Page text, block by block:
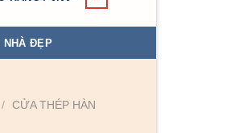
NHÀ ĐẸP
/ CỬA THÉP HÀN